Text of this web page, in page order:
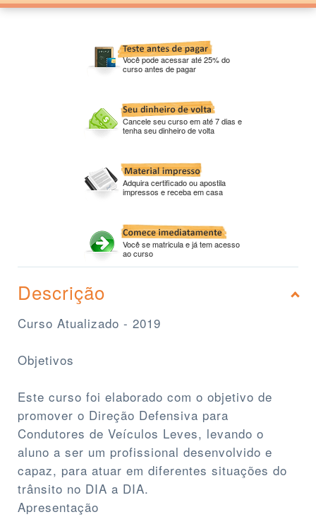
Você pode acessar até 25% do
curso antes de pagar
Cancele seu curso em até 7 dias e
tenha seu dinheiro de volta
Adquira certificado ou apostila
impressos e receba em casa
Você se matricula e já tem acesso
ao curso
Descrição
Curso Atualizado - 2019
Objetivos
Este curso foi elaborado com o objetivo de
promover o Direção Defensiva para
Condutores de Veículos Leves, levando o
aluno a ser um profissional desenvolvido e
capaz, para atuar em diferentes situações do
trânsito no DIA a DIA.
Apresentação